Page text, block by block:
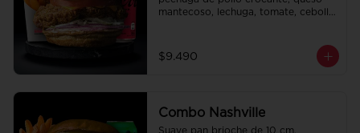
mantecoso, lechuga, tomate, cebolla
salsa de la casa de regalo a elección
y una bebida de 350 cc a elección.
$9.490
Combo Nashville
Suave pan brioche de 10 cm,